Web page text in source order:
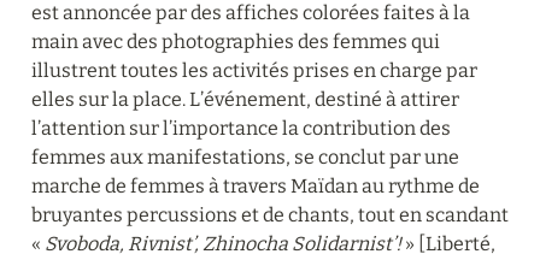
est annoncée par des affiches colorées faites à la
main avec des photographies des femmes qui
illustrent toutes les activités prises en charge par
elles sur la place. L’événement, destiné à attirer
l’attention sur l’importance la contribution des
femmes aux manifestations, se conclut par une
marche de femmes à travers Maïdan au rythme de
bruyantes percussions et de chants, tout en scandant
« Svoboda, Rivnist’, Zhinocha Solidarnist’! » [Liberté,